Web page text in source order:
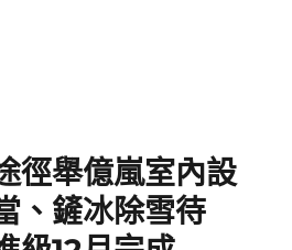
徑舉億嵐室內設
、鏟冰除雪待